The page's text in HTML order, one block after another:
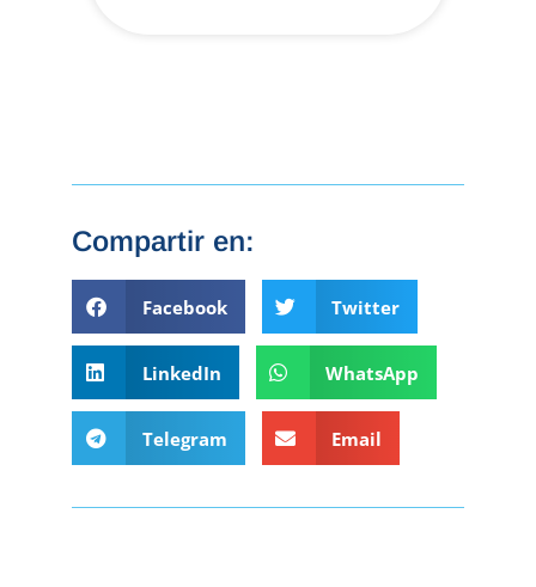
Compartir en:
Facebook Twitter
LinkedIn WhatsApp
Telegram Email